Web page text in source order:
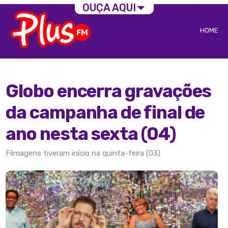
HOME
Globo encerra gravações
da campanha de final de
ano nesta sexta (04)
Filmagens tiveram início na quinta-feira (03)
OUÇA AQUI